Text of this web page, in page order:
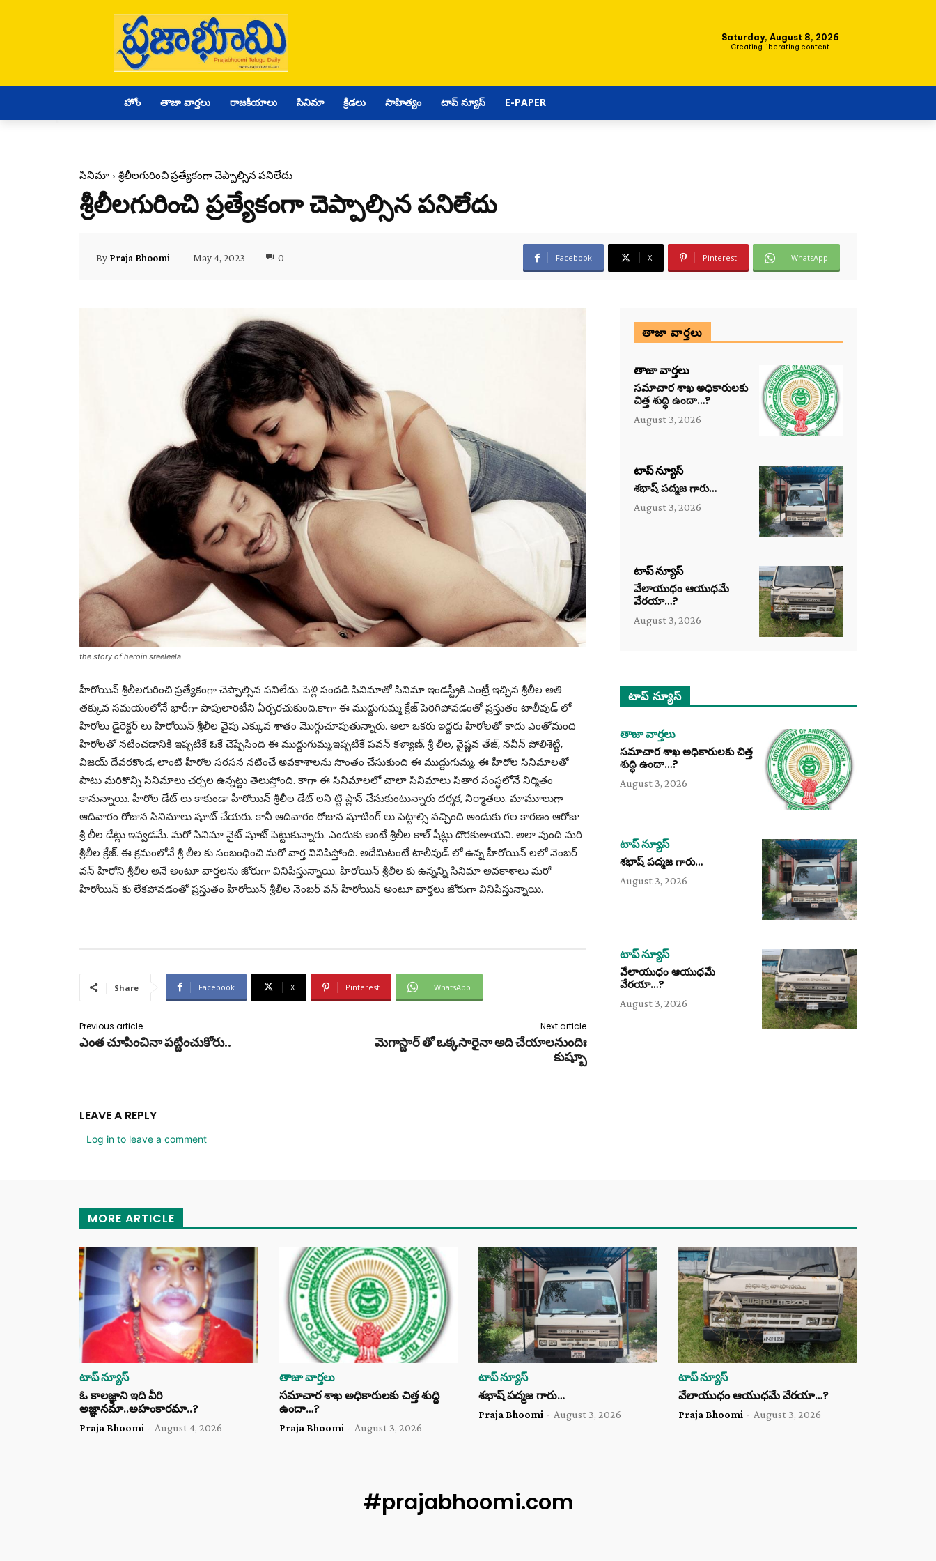
Saturday, August 8, 2026
Creating liberating content
హోం తాజా వార్తలు రాజకీయాలు సినిమా క్రీడలు సాహిత్యం టాప్ న్యూస్ E-PAPER
సినిమా శ్రీలీలగురించి ప్రత్యేకంగా చెప్పాల్సిన పనిలేదు
శ్రీలీలగురించి ప్రత్యేకంగా చెప్పాల్సిన పనిలేదు
By Praja Bhoomi May 4, 2023 0 Facebook X Pinterest WhatsApp
the story of heroin sreeleela
హీరోయిన్ శ్రీలీలగురించి ప్రత్యేకంగా చెప్పాల్సిన పనిలేదు. పెళ్లి సందడి సినిమాతో సినిమా ఇండస్ట్రీకి ఎంట్రీ ఇచ్చిన శ్రీలీల అతి
తక్కువ సమయంలోనే భారీగా పాపులారిటీని ఏర్పరచుకుంది.కాగా ఈ ముద్దుగుమ్మ క్రేజ్ పెరిగిపోవడంతో ప్రస్తుతం టాలీవుడ్ లో
హీరోలు డైరెక్టర్ లు హీరోయిన్ శ్రీలీల వైపు ఎక్కువ శాతం మొగ్గుచూపుతున్నారు. అలా ఒకరు ఇద్దరు హీరోలతో కాదు ఎంతోమంది
హీరోలతో నటించడానికి ఇప్పటికే ఓకే చెప్పేసింది ఈ ముద్దుగుమ్మ.ఇప్పటికే పవన్ కళ్యాణ్, శ్రీ లీల, వైష్ణవ తేజ్, నవీన్ పోలిశెట్టి,
విజయ్ దేవరకొండ, లాంటి హీరోల సరసన నటించే అవకాశాలను సొంతం చేసుకుంది ఈ ముద్దుగుమ్మ. ఈ హీరోల సినిమాలతో
పాటు మరికొన్ని సినిమాలు చర్చల ఉన్నట్టు తెలుస్తోంది. కాగా ఈ సినిమాలలో చాలా సినిమాలు సితార సంస్థలోనే నిర్మితం
కానున్నాయి. హీరోల డేట్ లు కాకుండా హీరోయిన్ శ్రీలీల డేట్ లని ట్టి ప్లాన్ చేసుకుంటున్నారు దర్శక, నిర్మాతలు. మామూలుగా
ఆదివారం రోజున సినిమాలు షూట్ చేయరు. కానీ ఆదివారం రోజున షూటింగ్ లు పెట్టాల్సి వచ్చింది అందుకు గల కారణం ఆరోజు
శ్రీ లీల డేట్లు ఇవ్వడమే. మరో సినిమా నైట్ షూట్ పెట్టుకున్నారు. ఎందుకు అంటే శ్రీలీల కాల్ షీట్లు దొరకుతాయని. అలా వుంది మరి
శ్రీలీల క్రేజ్. ఈ క్రమంలోనే శ్రీ లీల కు సంబంధించి మరో వార్త వినిపిస్తోంది. అదేమిటంటే టాలీవుడ్ లో ఉన్న హీరోయిన్ లలో నెంబర్
వన్ హీరోని శ్రీలీల అనే అంటూ వార్తలను జోరుగా వినిపిస్తున్నాయి. హీరోయిన్ శ్రీలీల కు ఉన్నన్ని సినిమా అవకాశాలు మరో
హీరోయిన్ కు లేకపోవడంతో ప్రస్తుతం హీరోయిన్ శ్రీలీల నెంబర్ వన్ హీరోయిన్ అంటూ వార్తలు జోరుగా వినిపిస్తున్నాయి.
Share Facebook X Pinterest WhatsApp
Previous article
ఎంత చూపించినా పట్టించుకోరు..
Next article
మెగాస్టార్ తో ఒక్కసారైనా అది చేయాలనుందిః
కుష్బూ
LEAVE A REPLY
Log in to leave a comment
తాజా వార్తలు
తాజా వార్తలు
సమాచార శాఖ అధికారులకు
చిత్త శుద్ధి ఉందా…?
August 3, 2026
టాప్ న్యూస్
శభాష్ పద్మజ గారు…
August 3, 2026
టాప్ న్యూస్
వేలాయుధం ఆయుధమే
వేరయా…?
August 3, 2026
టాప్ న్యూస్
తాజా వార్తలు
సమాచార శాఖ అధికారులకు చిత్త
శుద్ధి ఉందా…?
August 3, 2026
టాప్ న్యూస్
శభాష్ పద్మజ గారు…
August 3, 2026
టాప్ న్యూస్
వేలాయుధం ఆయుధమే
వేరయా…?
August 3, 2026
MORE ARTICLE
టాప్ న్యూస్
ఓ కాలజ్ఞాని ఇది వీరి
అజ్ఞానమా..అహంకారమా..?
Praja Bhoomi - August 4, 2026
తాజా వార్తలు
సమాచార శాఖ అధికారులకు చిత్త శుద్ధి
ఉందా…?
Praja Bhoomi - August 3, 2026
టాప్ న్యూస్
శభాష్ పద్మజ గారు…
Praja Bhoomi - August 3, 2026
టాప్ న్యూస్
వేలాయుధం ఆయుధమే వేరయా…?
Praja Bhoomi - August 3, 2026
#prajabhoomi.com